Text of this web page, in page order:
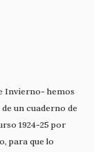
Invierno- hemos
un cuaderno de
1924-25 por
para que lo